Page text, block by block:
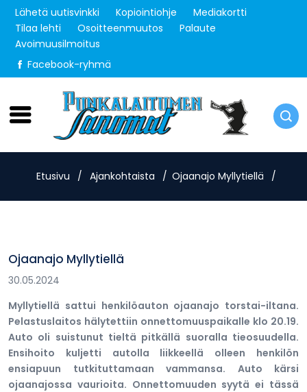
Lähetä uutisvinkki Kopiointiohje
Mediakortti
Tilaa lehti
Osoitteenmuutos
Palaute
Avoimuusilmoitus
Facebook-ryhmä
Sunnuntai 9.8.2026
Etusivu / Ajankohtaista / Ojaanajo Myllytiellä /
Ojaanajo Myllytiellä
30.05.2024
Myllytiellä sattui henkilöauton ojaanajo torstai-iltana.
Pelastuslaitos hälytettiin onnettomuuspaikalle klo 20.19.
Auto oli suistunut tieltä pitkällä suoralla tieosuudella.
Ensihoito kuljetti autolla liikkeellä olleen henkilön
ensiapuun tutkituttamaan vammansa. Auto kärsi
ojaanajossa vaurioita. Onnettomuuden syytä ei tässä